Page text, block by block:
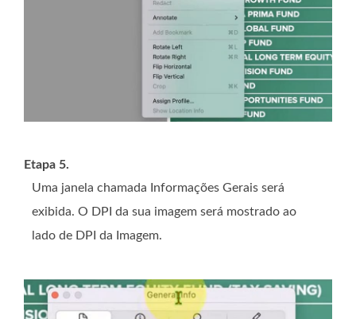
Etapa 5.
Uma janela chamada Informações Gerais será
exibida. O DPI da sua imagem será mostrado ao
lado de DPI da Imagem.